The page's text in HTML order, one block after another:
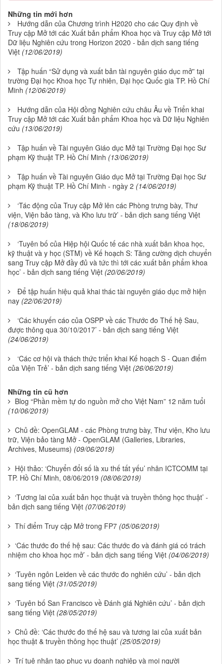
Những tin mới hơn
Hướng dẫn của Chương trình H2020 cho các Quy định về
Truy cập Mở tới các Xuất bản phẩm Khoa học và Truy cập Mở tới
Dữ liệu Nghiên cứu trong Horizon 2020 - bản dịch sang tiếng
Việt (12/06/2019)
Tập huấn “Sử dụng và xuất bản tài nguyên giáo dục mở” tại
trường Đại học Khoa học Tự nhiên, Đại học Quốc gia TP. Hồ Chí
Minh (12/06/2019)
Hướng dẫn của Hội đồng Nghiên cứu châu Âu về Triển khai
Truy cập Mở tới các Xuất bản phẩm Khoa học và Dữ liệu Nghiên
cứu (13/06/2019)
Tập huấn về Tài nguyên Giáo dục Mở tại Trường Đại học Sư
phạm Kỹ thuật TP. Hồ Chí Minh (13/06/2019)
Tập huấn về Tài nguyên Giáo dục Mở tại Trường Đại học Sư
phạm Kỹ thuật TP. Hồ Chí Minh - ngày 2 (14/06/2019)
‘Tác động của Truy cập Mở lên các Phòng trưng bày, Thư
viện, Viện bảo tàng, và Kho lưu trữ’ - bản dịch sang tiếng Việt
(18/06/2019)
‘Tuyên bố của Hiệp hội Quốc tế các nhà xuất bản khoa học,
kỹ thuật và y học (STM) về Kế hoạch S: Tăng cường dịch chuyển
sang Truy cập Mở đầy đủ và tức thì tới các xuất bản phẩm khoa
học’ - bản dịch sang tiếng Việt (20/06/2019)
Để tập huấn hiệu quả khai thác tài nguyên giáo dục mở hiện
nay (22/06/2019)
‘Các khuyến cáo của OSPP về các Thước đo Thế hệ Sau,
được thông qua 30/10/2017’ - bản dịch sang tiếng Việt
(24/06/2019)
‘Các cơ hội và thách thức triển khai Kế hoạch S - Quan điểm
của Viện Trẻ’ - bản dịch sang tiếng Việt (26/06/2019)
Những tin cũ hơn
Blog “Phần mềm tự do nguồn mở cho Việt Nam” 12 năm tuổi
(10/06/2019)
Chủ đề: OpenGLAM - các Phòng trưng bày, Thư viện, Kho lưu
trữ, Viện bảo tàng Mở - OpenGLAM (Galleries, Libraries,
Archives, Museums) (09/06/2019)
Hội thảo: ‘Chuyển đổi số là xu thế tất yếu’ nhân ICTCOMM tại
TP. Hồ Chí Minh, 08/06/2019 (08/06/2019)
‘Tương lai của xuất bản học thuật và truyền thông học thuật’ -
bản dịch sang tiếng Việt (07/06/2019)
Thí điểm Truy cập Mở trong FP7 (05/06/2019)
‘Các thước đo thế hệ sau: Các thước đo và đánh giá có trách
nhiệm cho khoa học mở’ - bản dịch sang tiếng Việt (04/06/2019)
‘Tuyên ngôn Leiden về các thước đo nghiên cứu’ - bản dịch
sang tiếng Việt (31/05/2019)
‘Tuyên bố San Francisco về Đánh giá Nghiên cứu’ - bản dịch
sang tiếng Việt (28/05/2019)
Chủ đề: ‘Các thước đo thế hệ sau và tương lai của xuất bản
học thuật & truyền thông học thuật’ (25/05/2019)
Trí tuệ nhân tạo phục vụ doanh nghiệp và mọi người